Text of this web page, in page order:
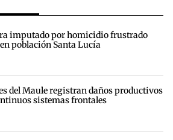
imputado por homicidio frustrado
población Santa Lucía
del Maule registran daños productivos
sistemas frontales